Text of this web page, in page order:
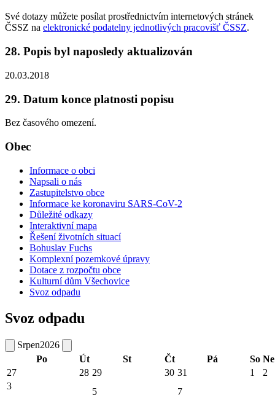
Své dotazy můžete posílat prostřednictvím internetových stránek
ČSSZ na elektronické podatelny jednotlivých pracovišť ČSSZ.
28. Popis byl naposledy aktualizován
20.03.2018
29. Datum konce platnosti popisu
Bez časového omezení.
Obec
Informace o obci
Napsali o nás
Zastupitelstvo obce
Informace ke koronaviru SARS-CoV-2
Důležité odkazy
Interaktivní mapa
Řešení životních situací
Bohuslav Fuchs
Komplexní pozemkové úpravy
Dotace z rozpočtu obce
Kulturní dům Všechovice
Svoz odpadu
Svoz odpadu
Srpen2026
Po
Út St Čt Pá So Ne
27
28 29 30 31 1
2
3
5
7